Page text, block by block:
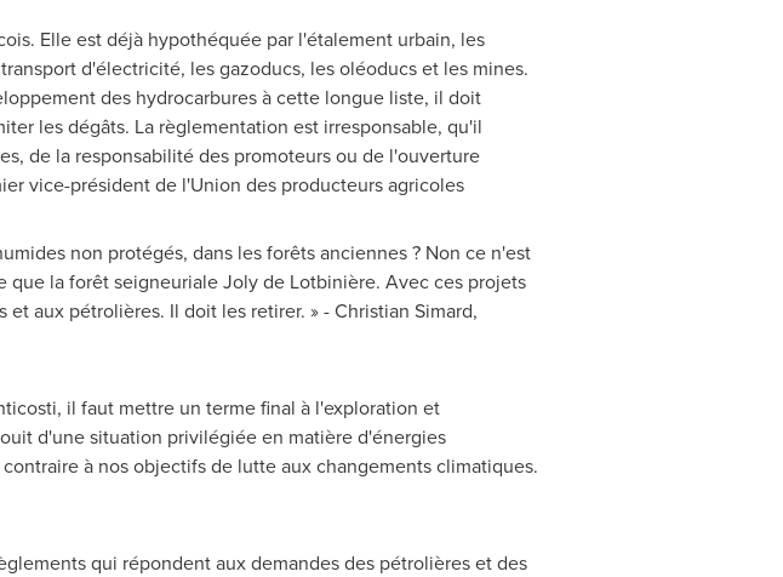
Elle est déjà hypothéquée par l'étalement urbain, les
d'électricité, les gazoducs, les oléoducs et les mines.
des hydrocarbures à cette longue liste, il doit
les dégâts. La règlementation est irresponsable, qu'il
de la responsabilité des promoteurs ou de l'ouverture
vice-président de l'Union des producteurs agricoles
non protégés, dans les forêts anciennes ? Non ce n'est
que la forêt seigneurialeJolyde Lotbinière. Avec ces projets
aux pétrolières. Il doit les retirer. » -Christian Simard,
il faut mettre un terme final à l'exploration et
d'une situation privilégiée en matière d'énergies
à nos objectifs de lutte aux changements climatiques.
qui répondent aux demandes des pétrolières et des